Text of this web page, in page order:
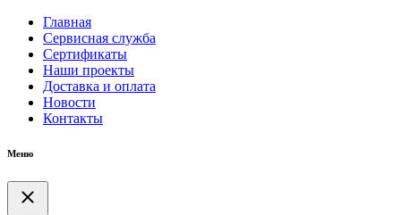
Главная
Сервисная служба
Сертификаты
Наши проекты
Доставка и оплата
Новости
Контакты
Меню